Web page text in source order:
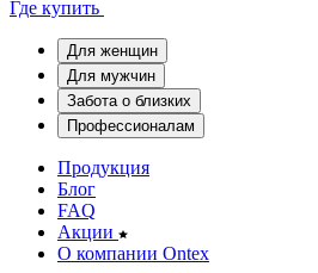
Где купить
Для женщин
Для мужчин
Забота о близких
Профессионалам
Продукция
Блог
FAQ
Акции
О компании Ontex